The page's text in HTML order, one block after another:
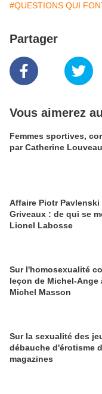
#QUESTIONS QUI
Partager
Vous aimerez
Femmes sportives,
par Catherine Louveau
Affaire Piotr Pavlenski
Griveaux : de qui se
Lionel Labosse
Sur l'homosexualité
leçon de Michel-Ange
Michel Masson
Sur la sexualité des
débauche d'érotisme
magazines